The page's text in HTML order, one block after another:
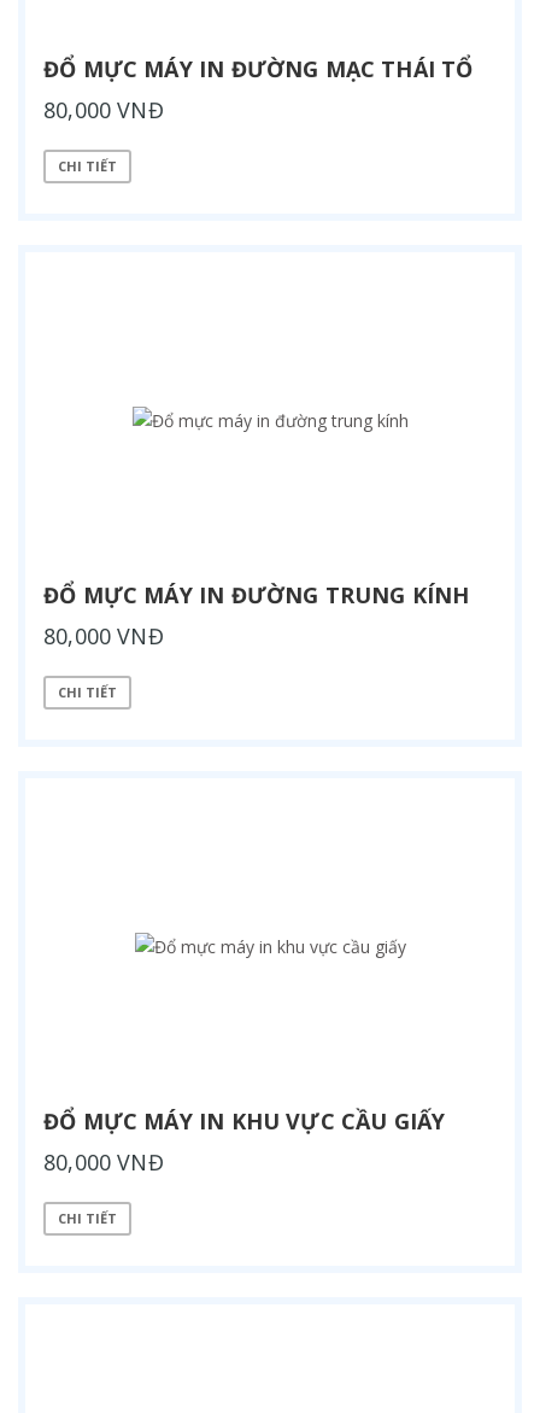
ĐỔ MỰC MÁY IN ĐƯỜNG MẠC THÁI TỔ
80,000 VNĐ
CHI TIẾT
ĐỔ MỰC MÁY IN ĐƯỜNG TRUNG KÍNH
80,000 VNĐ
CHI TIẾT
ĐỔ MỰC MÁY IN KHU VỰC CẦU GIẤY
80,000 VNĐ
CHI TIẾT